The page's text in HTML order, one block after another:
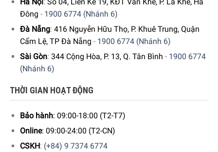
Ngoài ra quý khách còn có thể tham khảo thêm các sản
phẩm Tủ Lạnh khác đang được bán tại các showroom của
Gia dụng Đức Sài Gòn trên toàn quốc và website của
Đông - 1900 6774 (Nhánh 6)
Đà Nẵng: 416 Nguyễn Hữu Thọ, P. Khuê Trung, Quận
Cẩm Lệ, TP Đà Nẵng - 1900 6774 (Nhánh 6)
Sài Gòn: 344 Cộng Hòa, P. 13, Q. Tân Bình - 1900 6774
(Nhánh 6)
THỜI GIAN HOẠT ĐỘNG
Bảo hành: 09:00-18:00 (T2-T7)
Online: 09:00-24:00 (T2-CN)
CSKH: (+84) 9 7374 6774